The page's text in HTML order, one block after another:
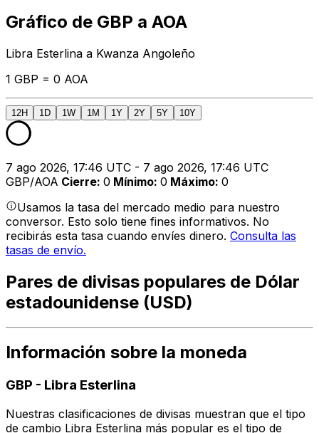
Gráfico de GBP a AOA
Libra Esterlina a Kwanza Angoleño
1 GBP = 0 AOA
12H 1D 1W 1M 1Y 2Y 5Y 10Y
7 ago 2026, 17:46 UTC - 7 ago 2026, 17:46 UTC
GBP/AOA Cierre: 0 Mínimo: 0 Máximo: 0
Usamos la tasa del mercado medio para nuestro
conversor. Esto solo tiene fines informativos. No
recibirás esta tasa cuando envíes dinero. Consulta las
tasas de envío.
Pares de divisas populares de Dólar
estadounidense (USD)
Información sobre la moneda
GBP - Libra Esterlina
Nuestras clasificaciones de divisas muestran que el tipo
de cambio Libra Esterlina más popular es el tipo de